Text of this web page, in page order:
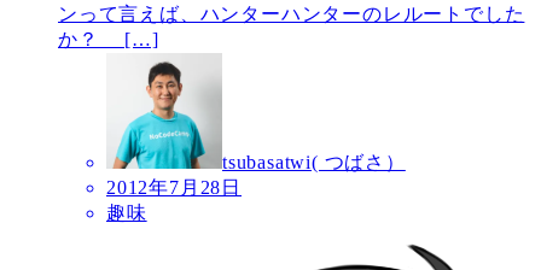
ンって言えば、ハンターハンターのレルートでした
か？ […]
tsubasatwi( つばさ）
2012年7月28日
趣味